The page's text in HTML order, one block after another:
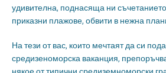
удивителна, поднасяща ни
приказни плажове, обвити в нежна
На тези от вас, които мечтаят да си
средизеноморска ваканция,